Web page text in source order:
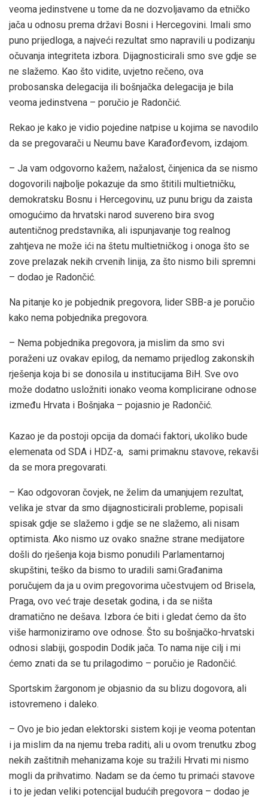
veoma jedinstvene u tome da ne dozvoljavamo da etničko
jača u odnosu prema državi Bosni i Hercegovini. Imali smo
puno prijedloga, a najveći rezultat smo napravili u podizanju
očuvanja integriteta izbora. Dijagnosticirali smo sve gdje se
ne slažemo. Kao što vidite, uvjetno rečeno, ova
probosanska delegacija ili bošnjačka delegacija je bila
veoma jedinstvena – poručio je Radončić.
Rekao je kako je vidio pojedine natpise u kojima se navodilo
da se pregovarači u Neumu bave Karađorđevom, izdajom.
– Ja vam odgovorno kažem, nažalost, činjenica da se nismo
dogovorili najbolje pokazuje da smo štitili multietničku,
demokratsku Bosnu i Hercegovinu, uz punu brigu da zaista
omogućimo da hrvatski narod suvereno bira svog
autentičnog predstavnika, ali ispunjavanje tog realnog
zahtjeva ne može ići na štetu multietničkog i onoga što se
zove prelazak nekih crvenih linija, za što nismo bili spremni
– dodao je Radončić.
Na pitanje ko je pobjednik pregovora, lider SBB-a je poručio
kako nema pobjednika pregovora.
– Nema pobjednika pregovora, ja mislim da smo svi
poraženi uz ovakav epilog, da nemamo prijedlog zakonskih
rješenja koja bi se donosila u institucijama BiH. Sve ovo
može dodatno usložniti ionako veoma komplicirane odnose
između Hrvata i Bošnjaka – pojasnio je Radončić.
Kazao je da postoji opcija da domaći faktori, ukoliko bude
elemenata od SDA i HDZ-a, sami primaknu stavove, rekavši
da se mora pregovarati.
– Kao odgovoran čovjek, ne želim da umanjujem rezultat,
velika je stvar da smo dijagnosticirali probleme, popisali
spisak gdje se slažemo i gdje se ne slažemo, ali nisam
optimista. Ako nismo uz ovako snažne strane medijatore
došli do rješenja koja bismo ponudili Parlamentarnoj
skupštini, teško da bismo to uradili sami.Građanima
poručujem da ja u ovim pregovorima učestvujem od Brisela,
Praga, ovo već traje desetak godina, i da se ništa
dramatično ne dešava. Izbora će biti i gledat ćemo da što
više harmoniziramo ove odnose. Što su bošnjačko-hrvatski
odnosi slabiji, gospodin Dodik jača. To nama nije cilj i mi
ćemo znati da se tu prilagodimo – poručio je Radončić.
Sportskim žargonom je objasnio da su blizu dogovora, ali
istovremeno i daleko.
– Ovo je bio jedan elektorski sistem koji je veoma potentan
i ja mislim da na njemu treba raditi, ali u ovom trenutku zbog
nekih zaštitnih mehanizama koje su tražili Hrvati mi nismo
mogli da prihvatimo. Nadam se da ćemo tu primaći stavove
i to je jedan veliki potencijal budućih pregovora – dodao je